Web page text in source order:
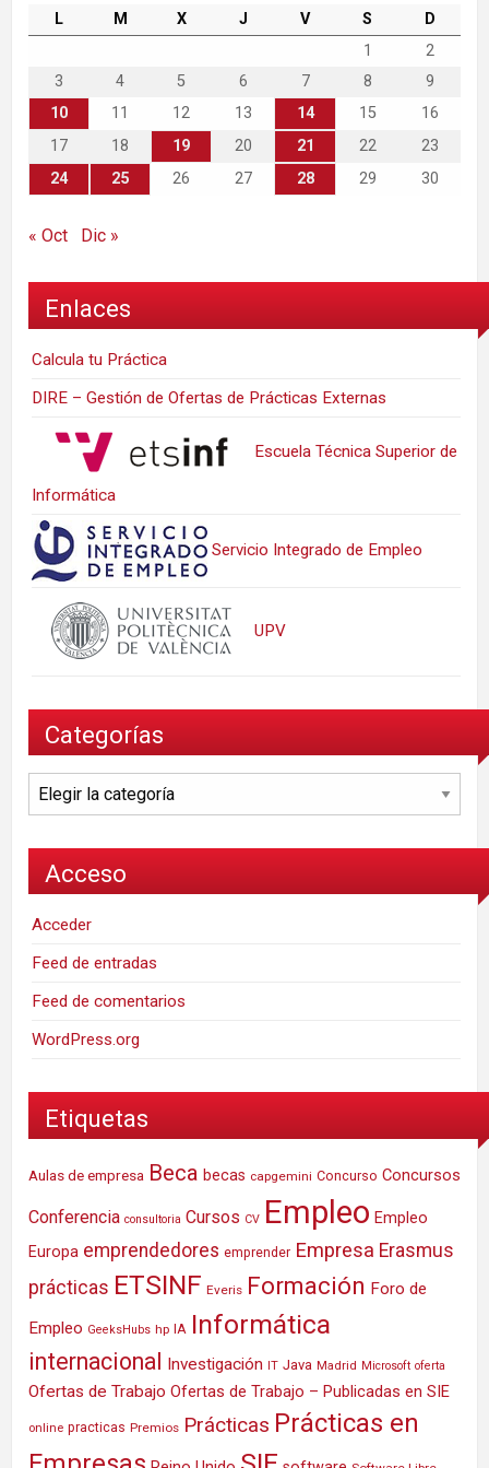
L M X J V S
D
1
2
3
4 5 6 7 8
9
10
11 12 13 14 15
16
17
18 19 20 21 22
23
24
25 26 27 28 29 30
« Oct Dic »
Enlaces
Calcula tu Práctica
DIRE – Gestión de Ofertas de Prácticas Externas
Escuela Técnica Superior de
Informática
Servicio Integrado de Empleo
UPV
Categorías
Categorías
Acceso
Acceder
Feed de entradas
Feed de comentarios
WordPress.org
Etiquetas
Aulas de empresa Beca becas capgemini Concurso Concursos
Conferencia consultoria Cursos CV Empleo Empleo
Europa emprendedores emprender Empresa Erasmus
prácticas ETSINF Everis Formación Foro de
Empleo GeeksHubs hp IA Informática
internacional Investigación IT Java Madrid Microsoft oferta
Ofertas de Trabajo Ofertas de Trabajo – Publicadas en SIE
online practicas Premios Prácticas Prácticas en